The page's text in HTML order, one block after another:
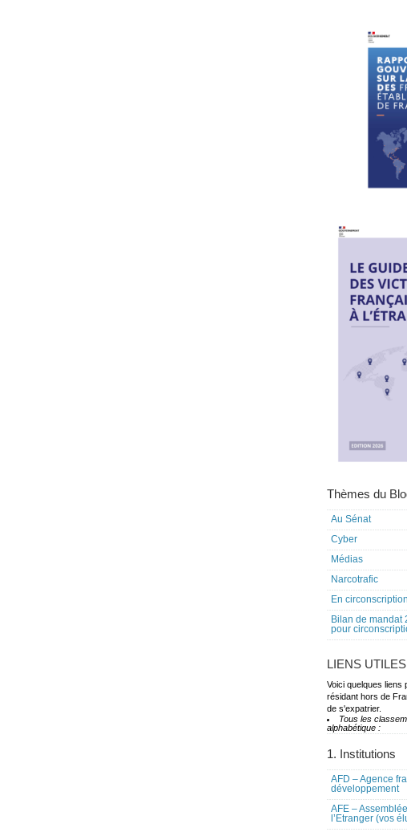
Thèmes du
Au Sénat
Cyber
Médias
Narcotrafic
En circonscription
Bilan de mandat
pour
LIENS UTILES
Voici quelques liens
résidant hors de
de s'expatrier.
Tous les
alphabétique :
1. Institutions
AFD – Agence
développement
AFE –
l’Etranger (vos